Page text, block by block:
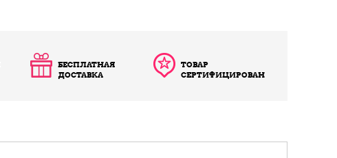
БЕСПЛАТНАЯ
ДОСТАВКА
ТОВАР
СЕРТИФИЦИРОВАН